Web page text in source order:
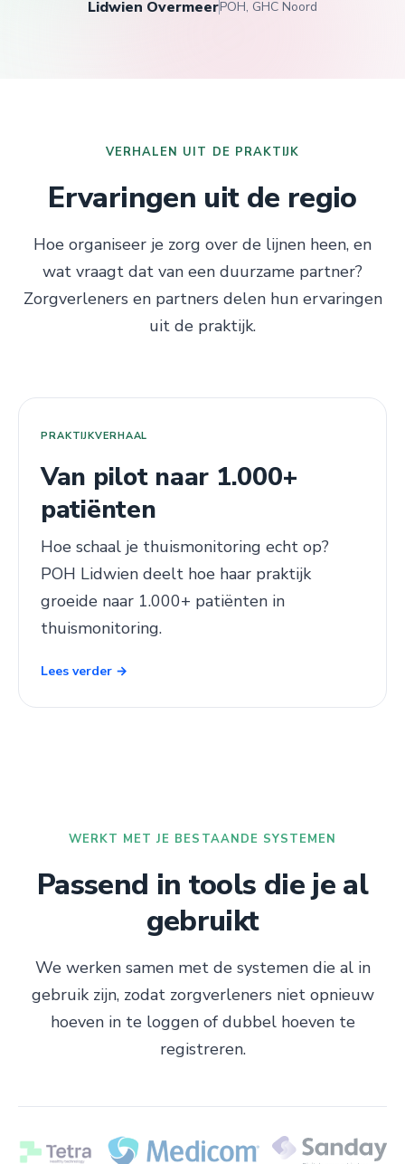
Lidwien OvermeerPOH, GHC Noord
VERHALEN UIT DE PRAKTIJK
Ervaringen uit de regio
Hoe organiseer je zorg over de lijnen heen, en
wat vraagt dat van een duurzame partner?
Zorgverleners en partners delen hun ervaringen
uit de praktijk.
1.000+
PRAKTIJKVERHAAL
Van pilot naar 1.000+
patiënten
Hoe schaal je thuismonitoring echt op?
POH Lidwien deelt hoe haar praktijk
groeide naar 1.000+ patiënten in
thuismonitoring.
Lees verder →
WERKT MET JE BESTAANDE SYSTEMEN
Passend in tools die je al
gebruikt
We werken samen met de systemen die al in
gebruik zijn, zodat zorgverleners niet opnieuw
hoeven in te loggen of dubbel hoeven te
registreren.